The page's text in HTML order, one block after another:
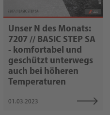
Unser N des Monats:
7207 // BASIC STEP SA
- komfortabel und
geschützt unterwegs
auch bei höheren
Temperaturen
01.03.2023